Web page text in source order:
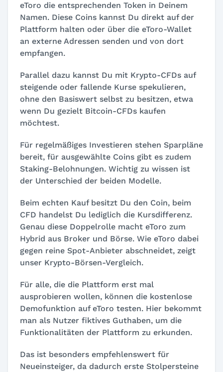
eToro die entsprechenden Token in Deinem
Namen. Diese Coins kannst Du direkt auf der
Plattform halten oder über die eToro-Wallet
an externe Adressen senden und von dort
empfangen.
Parallel dazu kannst Du mit Krypto-CFDs auf
steigende oder fallende Kurse spekulieren,
ohne den Basiswert selbst zu besitzen, etwa
wenn Du gezielt Bitcoin-CFDs kaufen
möchtest.
Für regelmäßiges Investieren stehen Sparpläne
bereit, für ausgewählte Coins gibt es zudem
Staking-Belohnungen. Wichtig zu wissen ist
der Unterschied der beiden Modelle.
Beim echten Kauf besitzt Du den Coin, beim
CFD handelst Du lediglich die Kursdifferenz.
Genau diese Doppelrolle macht eToro zum
Hybrid aus Broker und Börse. Wie eToro dabei
gegen reine Spot-Anbieter abschneidet, zeigt
unser Krypto-Börsen-Vergleich.
Für alle, die die Plattform erst mal
ausprobieren wollen, können die kostenlose
Demofunktion auf eToro testen. Hier bekommt
man als Nutzer fiktives Guthaben, um die
Funktionalitäten der Plattform zu erkunden.
Das ist besonders empfehlenswert für
Neueinsteiger, da dadurch erste Stolpersteine